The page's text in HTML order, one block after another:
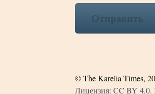
Отправить
©The Karelia Times,
Лицензия: CC BY